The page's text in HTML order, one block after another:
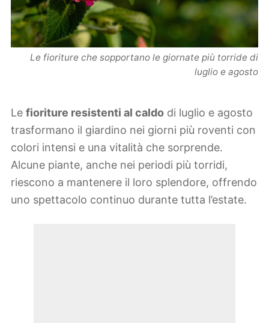
Le fioriture che sopportano le giornate più torride di
luglio e agosto
Le fioriture resistenti al caldo di luglio e agosto
trasformano il giardino nei giorni più roventi con
colori intensi e una vitalità che sorprende.
Alcune piante, anche nei periodi più torridi,
riescono a mantenere il loro splendore, offrendo
uno spettacolo continuo durante tutta l’estate.